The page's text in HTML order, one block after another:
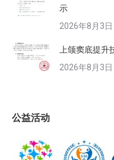
示
2026年8月3日
上颌窦底提
2026年8月3日
公益活动